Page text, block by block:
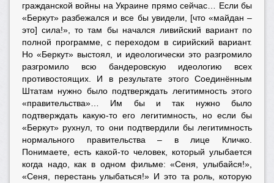
гражданской войны на Украине прямо сейчас… Если бы
«Беркут» разбежался и все бы увидели, [что «майдан –
это] сила!», то там бы начался ливийский вариант по
полной программе, с переходом в сирийский вариант.
Но «Беркут» выстоял, и идеологически это разгромило
разгромило всю бандеровскую идеологию всех
противостоящих. И в результате этого Соединённым
Штатам нужно было подтверждать легитимность этого
«правительства»… Им бы и так нужно было
подтверждать какую-то его легитимность, но если бы
«Беркут» рухнул, то они подтвердили бы легитимность
нормального правительства – в лице Кличко.
Понимаете, есть какой-то человек, который улыбается
когда надо, как в одном фильме: «Сеня, улыбайся!»,
«Сеня, перестань улыбаться!» И это та роль, которую